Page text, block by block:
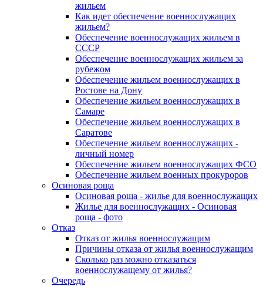
жильем
Как идет обеспечение военнослужащих
жильем?
Обеспечение военнослужащих жильем в
СССР
Обеспечение военнослужащих жильем за
рубежом
Обеспечение жильем военнослужащих в
Ростове на Дону
Обеспечение жильем военнослужащих в
Самаре
Обеспечение жильем военнослужащих в
Саратове
Обеспечение жильем военнослужащих -
личный номер
Обеспечение жильем военнослужащих ФСО
Обеспечение жильем военных прокуроров
Осиновая роща
Осиновая роща - жилье для военнослужащих
Жилье для военнослужащих - Осиновая
роща - фото
Отказ
Отказ от жилья военнослужащим
Причины отказа от жилья военнослужащим
Сколько раз можно отказаться
военнослужащему от жилья?
Очередь